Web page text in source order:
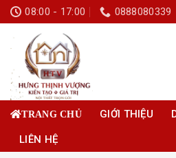
Skip
to
content
08:00 - 17:00 0888080339
TRANG CHỦ GIỚI THIỆU
LIÊN HỆ